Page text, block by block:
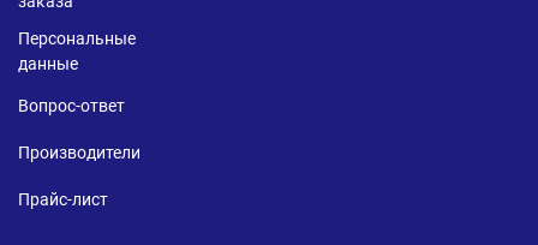
Персональные
данные
Вопрос-ответ
Производители
Прайс-лист